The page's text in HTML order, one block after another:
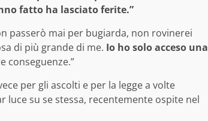
fatto ha lasciato ferite.”
passerò mai per bugiarda, non rovinerei
di più grande di me. Io ho solo acceso una
conseguenze.”
per gli ascolti e per la legge a volte
luce su se stessa, recentemente ospite nel